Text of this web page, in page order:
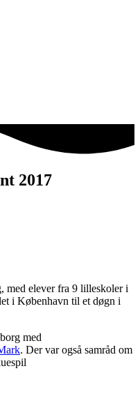
2017
med elever fra 9 lilleskoler i
i København til et døgn i
med
. Der var også samråd om